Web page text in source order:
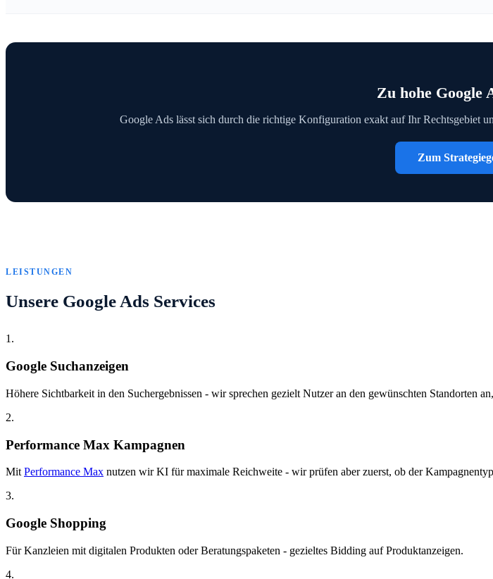
Zu hohe Google
Google Ads lässt sich durch die richtige Konfiguration exakt auf Ihr Rechtsgebiet
Zum
LEISTUNGEN
Unsere Google Ads Services
1.
Google Suchanzeigen
Höhere Sichtbarkeit in den Suchergebnissen - wir sprechen gezielt Nutzer an den gewünschten Standorten
2.
Performance Max Kampagnen
Mit Performance Max nutzen wir KI für maximale Reichweite - wir prüfen aber zuerst, ob der
3.
Google Shopping
Für Kanzleien mit digitalen Produkten oder Beratungspaketen - gezieltes Bidding auf Produktanzeigen.
4.